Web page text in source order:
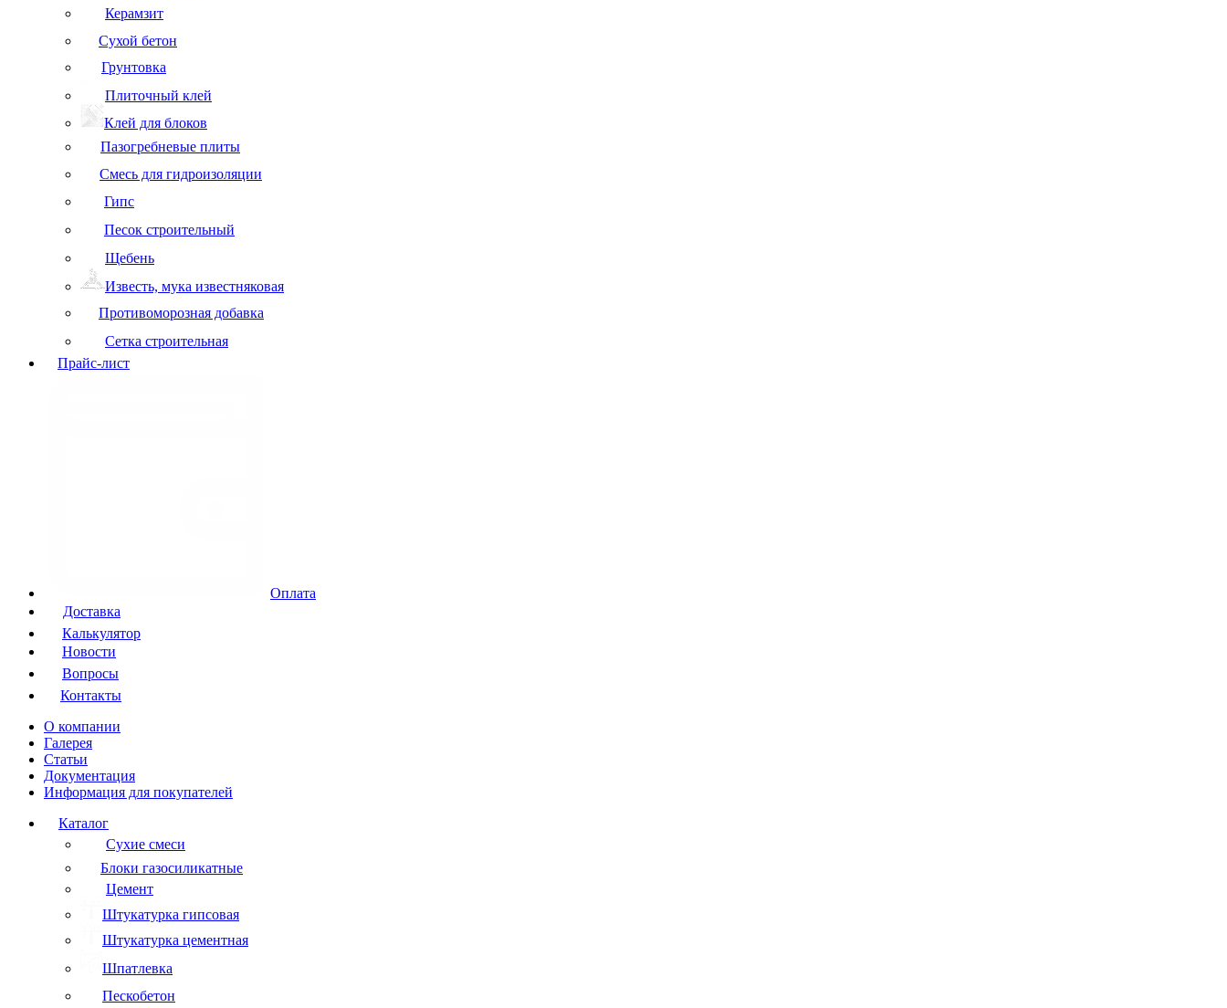
Керамзит
Сухой бетон
Грунтовка
Плиточный клей
Клей для блоков
Пазогребневые плиты
Смесь для гидроизоляции
Гипс
Песок строительный
Щебень
Известь, мука известняковая
Противоморозная добавка
Сетка строительная
Прайс-лист
Оплата
Доставка
Калькулятор
Новости
Вопросы
Контакты
О компании
Галерея
Статьи
Документация
Информация для покупателей
Каталог
Сухие смеси
Блоки газосиликатные
Цемент
Штукатурка гипсовая
Штукатурка цементная
Шпатлевка
Пескобетон